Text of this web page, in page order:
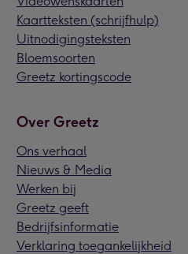
Kaartteksten (schrijfhulp)
Uitnodigingsteksten
Bloemsoorten
Greetz kortingscode
Over Greetz
Ons verhaal
Nieuws & Media
Werken bij
Greetz geeft
Bedrijfsinformatie
Verklaring toegankelijkheid